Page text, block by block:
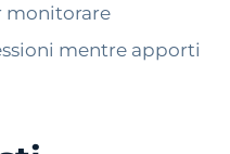
monitorare
mentre apporti